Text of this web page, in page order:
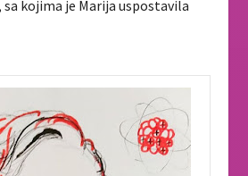
kojima je Marija uspostavila